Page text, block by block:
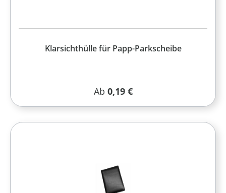
Klarsichthülle für Papp-Parkscheibe
Regulärer Preis:
Ab 0,19 €